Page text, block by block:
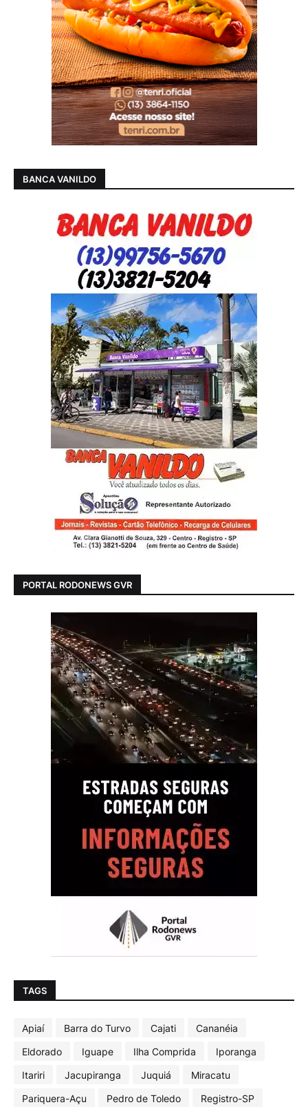
BANCA VANILDO
PORTAL RODONEWS GVR
TAGS
Apiaí Barra do Turvo Cajati
Cananéia
Eldorado
Iguape Ilha Comprida
Iporanga
Itariri
Jacupiranga Juquiá
Miracatu
Pariquera-Açu
Pedro de Toledo
Registro-SP